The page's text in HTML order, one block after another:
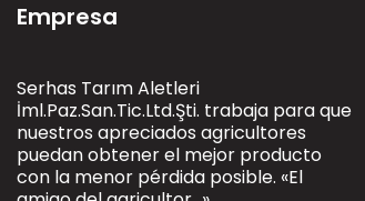
Empresa
Serhas Tarım Aletleri
İml.Paz.San.Tic.Ltd.Şti. trabaja para que
nuestros apreciados agricultores
puedan obtener el mejor producto
con la menor pérdida posible. «El